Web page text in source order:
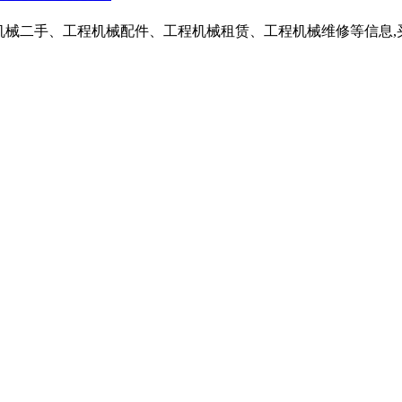
二手、工程机械配件、工程机械租赁、工程机械维修等信息,